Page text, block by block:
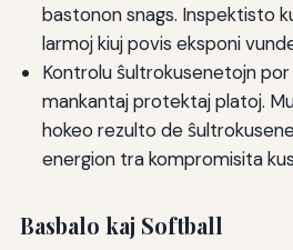
bastonon snags. Inspektisto
larmoj kiuj povis eksponi
Kontrolu ŝultrokusenetojn
mankantaj protektaj platoj.
hokeo rezulto de
energion tra kompromisita
Basbalo kaj Softball